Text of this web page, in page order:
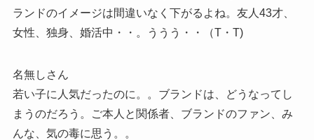
ランドのイメージは間違いなく下がるよね。友人43才、
女性、独身、婚活中・・。ううう・・（T・T)
名無しさん
若い子に人気だったのに。。ブランドは、どうなってし
まうのだろう。ご本人と関係者、ブランドのファン、み
んな、気の毒に思う。。